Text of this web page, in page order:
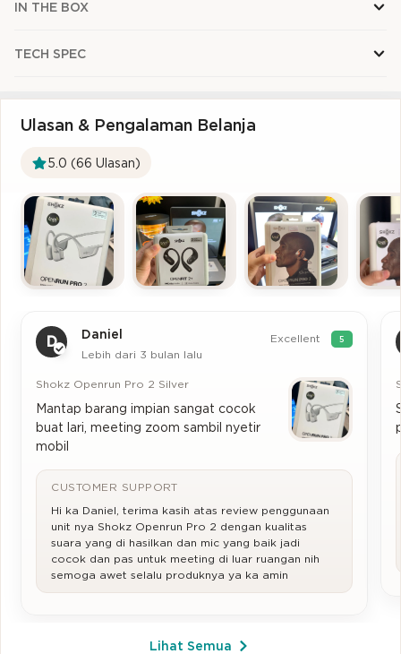
IN THE BOX
TECH SPEC
Ulasan & Pengalaman Belanja
5.0 (66 Ulasan)
D Daniel
Lebih dari 3 bulan lalu
Excellent 5
Shokz Openrun Pro 2 Silver
Mantap barang impian sangat cocok
buat lari, meeting zoom sambil nyetir
mobil
CUSTOMER SUPPORT
Hi ka Daniel, terima kasih atas review penggunaan
unit nya Shokz Openrun Pro 2 dengan kualitas
suara yang di hasilkan dan mic yang baik jadi
cocok dan pas untuk meeting di luar ruangan nih
semoga awet selalu produknya ya ka amin
Lihat Semua